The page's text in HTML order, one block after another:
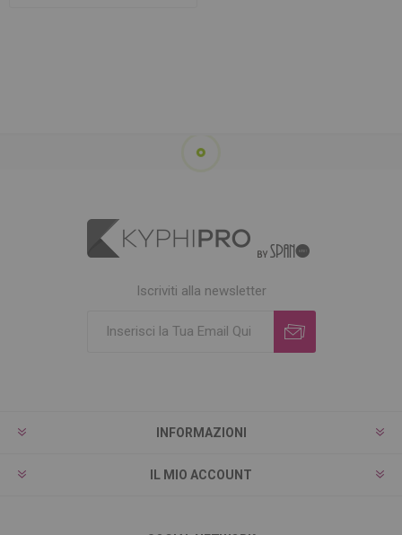
Iscriviti alla newsletter
INFORMAZIONI
IL MIO ACCOUNT